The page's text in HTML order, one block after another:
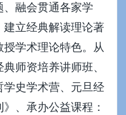
融会贯通各家学
立经典解读理论著
学术理论特色。从
师资培养讲师班、
学史学术营、元旦经
、承办公益课程：